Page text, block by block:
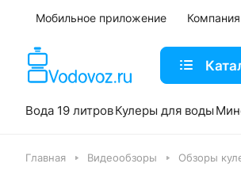
Мобильное приложение Компания
Вода 19 литровКулеры для воды
Главная Видеообзоры Обзоры